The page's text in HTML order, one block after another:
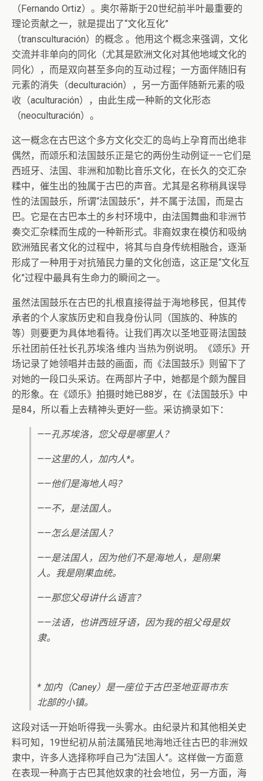
（Fernando Ortiz）。奥尔蒂斯于20世纪前半叶最重要的
理论贡献之一，就是提出了“文化互化”
（transculturación）的概念 。他用这个概念来强调，文化
交流并非单向的同化（尤其是欧洲文化对其他地域文化的
同化），而是双向甚至多向的互动过程；一方面伴随旧有
元素的消失（deculturación），另一方面伴随新元素的吸
收（aculturación），由此生成一种新的文化形态
（neoculturación）。
这一概念在古巴这个多方文化交汇的岛屿上孕育而出绝非
偶然，而颂乐和法国鼓乐正是它的两份生动例证——它们是
西班牙、法国、非洲和加勒比音乐文化，在长久的交汇杂
糅中，催生出的独属于古巴的声音。尤其是名称稍具误导
性的法国鼓乐，所谓“法国鼓乐”，并不属于法国，而是古
巴。它是在古巴本土的乡村环境中，由法国舞曲和非洲节
奏交汇杂糅而生成的一种新形式。非裔奴隶在模仿和吸纳
欧洲殖民者文化的过程中，将其与自身传统相融合，逐渐
形成了一种用于对抗殖民力量的文化创造，这正是“文化互
化”过程中最具有生命力的瞬间之一。
虽然法国鼓乐在古巴的扎根直接得益于海地移民，但其传
承者的个人家族历史和自我身份认同（国族的、种族的
等）则要更为具体地看待。让我们再次以圣地亚哥法国鼓
乐社团前任社长孔苏埃洛·维内·当热为例说明。《颂乐》开
场记录了她领唱并击鼓的画面，而《法国鼓乐》则留下了
对她的一段口头采访。在两部片子中，她都是个颇为醒目
的形象。在《颂乐》拍摄时她已88岁，在《法国鼓乐》中
是84，所以看上去精神头更好一些。采访摘录如下：
——孔苏埃洛，您父母是哪里人？
——这里的人，加内人*。
——他们是海地人吗？
——不，是法国人。
——怎么是法国人？
——是法国人，因为他们不是海地人，是刚果
人。我是刚果血统。
——那您父母讲什么语言？
——法语，也讲西班牙语，因为我的祖父母是奴
隶。
* 加内（Caney）是一座位于古巴圣地亚哥市东
北部的小镇。
这段对话一开始听得我一头雾水。由纪录片和其他相关史
料可知，19世纪初从前法属殖民地海地迁往古巴的非洲奴
隶中，许多人选择称呼自己为“法国人”。这样做一方面意
在表现一种高于古巴其他奴隶的社会地位，另一方面，海